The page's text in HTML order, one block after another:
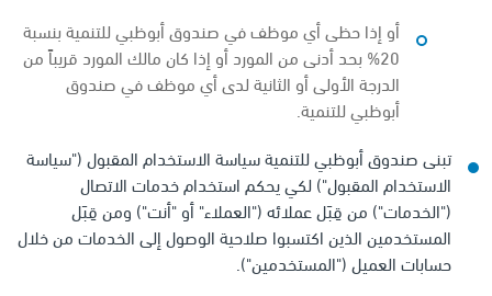
أو إذا حظى أي موظف في صندوق أبوظبي للتنمية بنسبة
20% بحد أدنى من المورد أو إذا كان مالك المورد قريباً من
الدرجة الأولى أو الثانية لدى أي موظف في صندوق
أبوظبي للتنمية.
تبنى صندوق أبوظبي للتنمية سياسة الاستخدام المقبول ("سياسة
الاستخدام المقبول") لكي يحكم استخدام خدمات الاتصال
("الخدمات") من قِبَل عملائه ("العملاء" أو "أنت") ومن قِبَل
المستخدمين الذين اكتسبوا صلاحية الوصول إلى الخدمات من خلال
حسابات العميل ("المستخدمين").